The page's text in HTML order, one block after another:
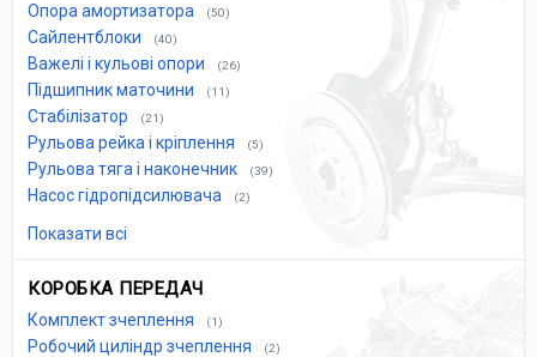
Опора амортизатора (50)
Сайлентблоки (40)
Важелі і кульові опори (26)
Підшипник маточини (11)
Стабілізатор (21)
Рульова рейка і кріплення (5)
Рульова тяга і наконечник (39)
Насос гідропідсилювача (2)
Показати всі
КОРОБКА ПЕРЕДАЧ
Комплект зчеплення (1)
Робочий циліндр зчеплення (2)